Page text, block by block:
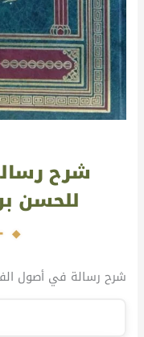
شرح
للحسن
شرح رسالة في أصول